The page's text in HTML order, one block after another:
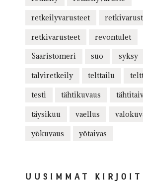
retkeilyvarusteet
retkivarusteet revontulet
Saaristomeri suo syksy
talviretkeily telttailu
testi tähtikuvaus
täysikuu vaellus
yökuvaus yötaivas
UUSIMMAT